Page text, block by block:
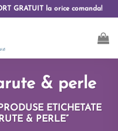
GRATUIT la orice comanda!
& perle
ETICHETATE
& PERLE”